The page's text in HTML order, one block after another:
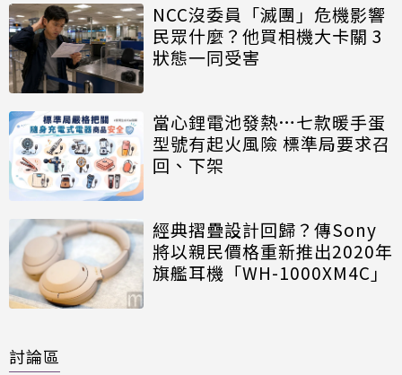
NCC沒委員「滅團」危機影響
民眾什麼？他買相機大卡關 3
狀態一同受害
當心鋰電池發熱…七款暖手蛋
型號有起火風險 標準局要求召
回、下架
經典摺疊設計回歸？傳Sony
將以親民價格重新推出2020年
旗艦耳機「WH-1000XM4C」
討論區